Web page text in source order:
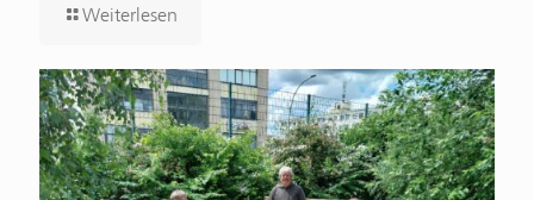
Weiterlesen